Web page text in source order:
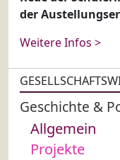
der
Weitere Infos >
Geschichte &
Allgemein
Projekte